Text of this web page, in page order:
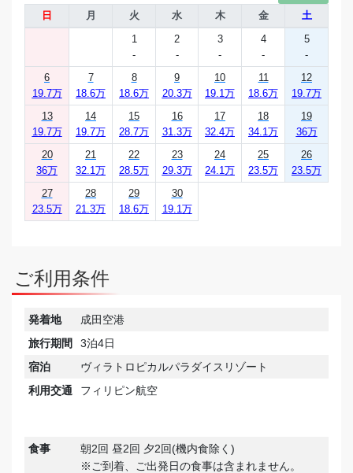
日 月 火 水 木 金
土
1
-
2
-
3
-
4
-
5
-
6
19.7万
7
18.6万
8
18.6万
9
20.3万
10
19.1万
11
18.6万
12
19.7万
13
19.7万
14
19.7万
15
28.7万
16
31.3万
17
32.4万
18
34.1万
19
36万
20
36万
21
32.1万
22
28.5万
23
29.3万
24
24.1万
25
23.5万
26
23.5万
27
23.5万
28
21.3万
29
18.6万
30
19.1万
ご利用条件
発着地
成田空港
旅行期間
3泊4日
宿泊
ヴィラトロピカルパラダイスリゾート
利用交通
フィリピン航空
食事
朝2回 昼2回 夕2回(機内食除く)
※ご到着、ご出発日の食事は含まれません。